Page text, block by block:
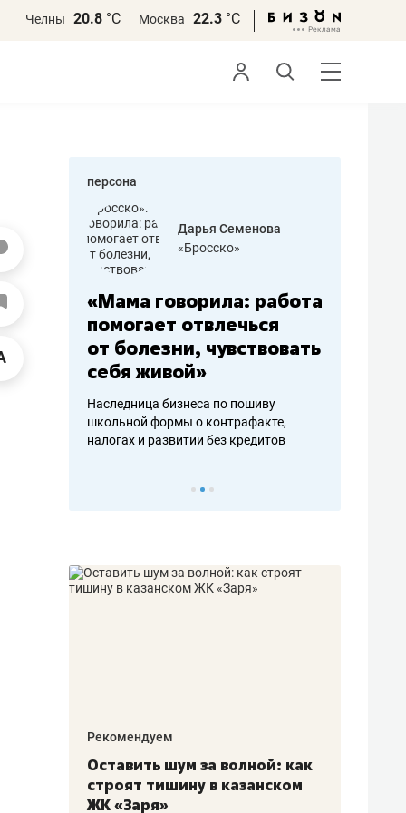
Челны 20.8 °С Москва 22.3 °С
персона
Дарья Семенова
«Бросско»
«Мама говорила: работа
помогает отвлечься
от болезни, чувствовать
себя живой»
Наследница бизнеса по пошиву
школьной формы о контрафакте,
налогах и развитии без кредитов
Рекомендуем
Оставить шум за волной: как
строят тишину в казанском
ЖК «Заря»